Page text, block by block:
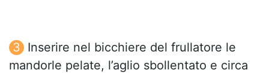
Inserire nel bicchiere del frullatore le
mandorle pelate, l’aglio sbollentato e circa